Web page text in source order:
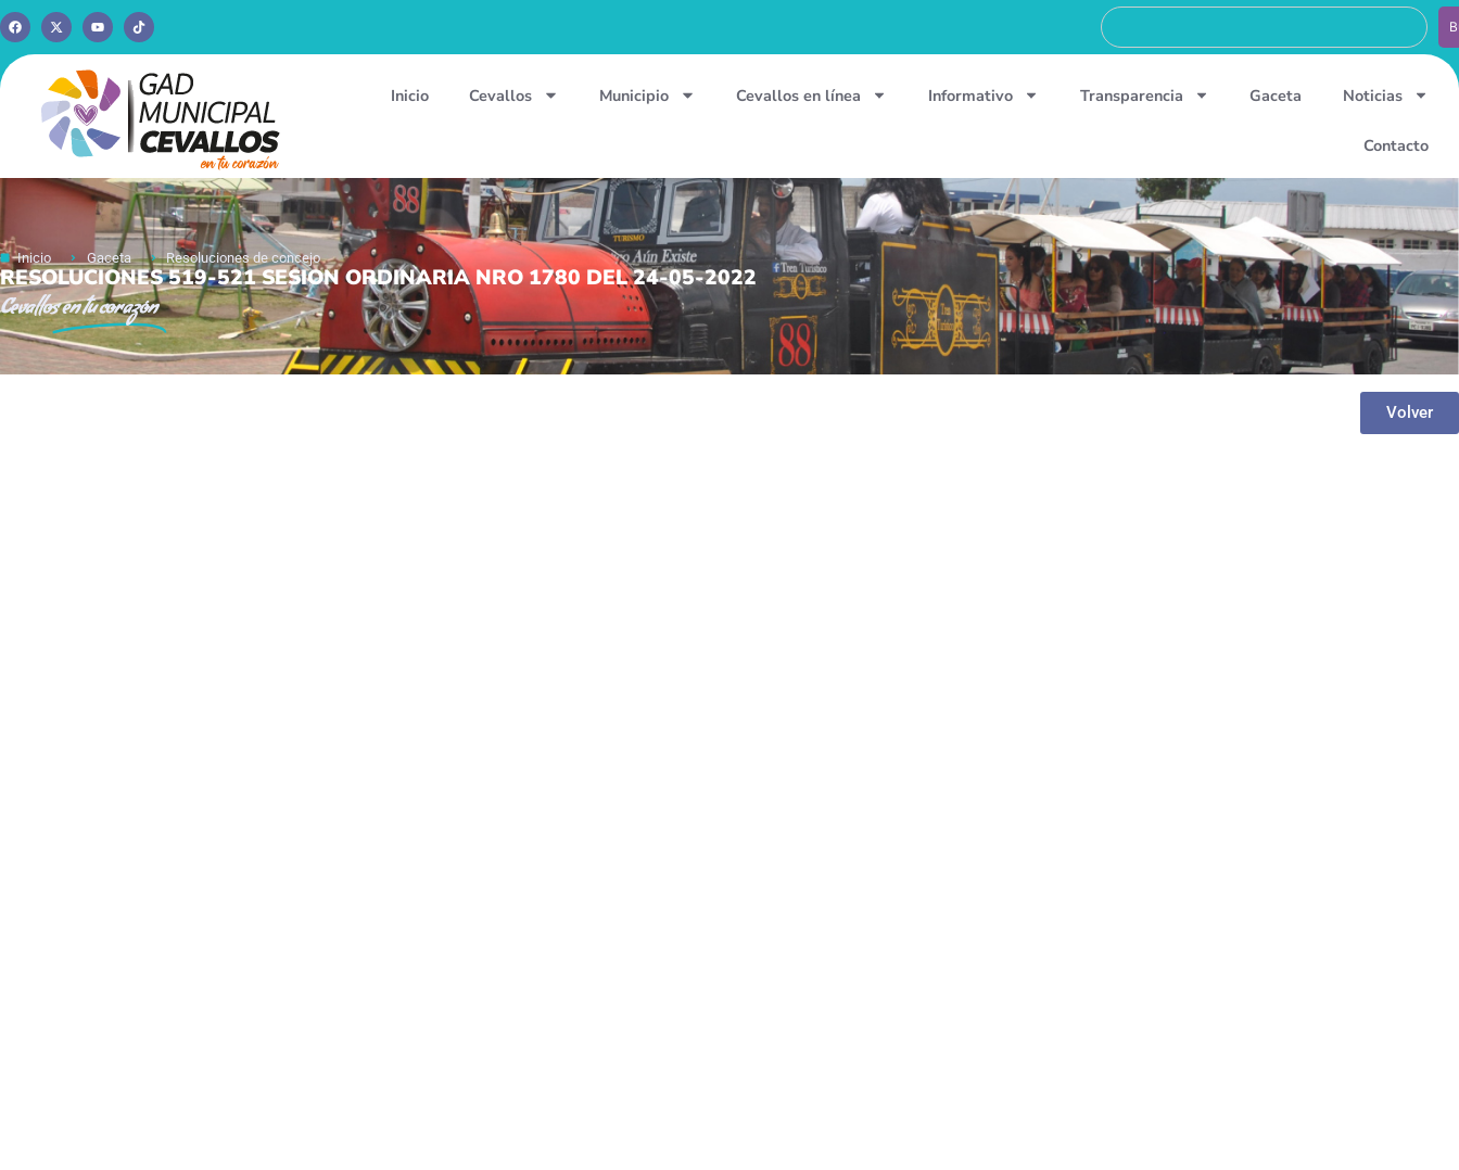
Inicio Cevallos Municipio Cevallos en línea Informativo Transparencia Gaceta Noticias
Contacto
Inicio Gaceta Resoluciones de concejo
RESOLUCIONES 519-521 SESION ORDINARIA NRO 1780 DEL 24-05-2022
Cevallosen tu corazón
Volver